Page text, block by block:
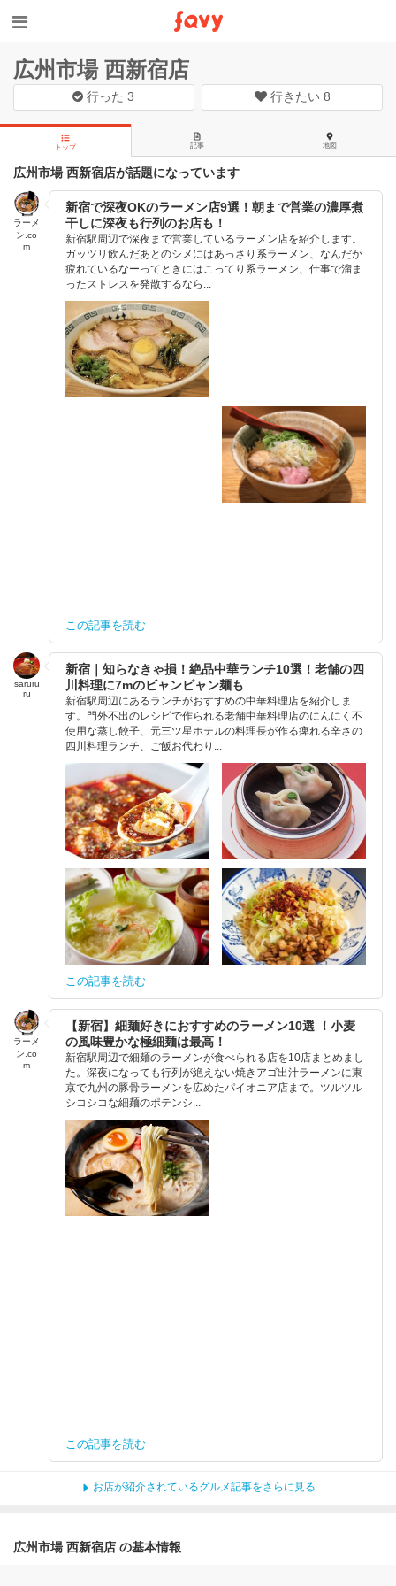
広州市場 西新宿店
行った3 行きたい 8
トップ 記事 地図
広州市場 西新宿店が話題になっています
ラーメ
ン.co
m
新宿で深夜OKのラーメン店9選！朝まで営業の濃厚煮
干しに深夜も行列のお店も！
新宿駅周辺で深夜まで営業しているラーメン店を紹介します。
ガッツリ飲んだあとのシメにはあっさり系ラーメン、なんだか
疲れているなーってときにはこってり系ラーメン、仕事で溜ま
ったストレスを発散するなら...
この記事を読む
saruru
ru
新宿｜知らなきゃ損！絶品中華ランチ10選！老舗の四
川料理に7mのビャンビャン麺も
新宿駅周辺にあるランチがおすすめの中華料理店を紹介しま
す。門外不出のレシピで作られる老舗中華料理店のにんにく不
使用な蒸し餃子、元三ツ星ホテルの料理長が作る痺れる辛さの
四川料理ランチ、ご飯お代わり...
この記事を読む
ラーメ
ン.co
m
【新宿】細麺好きにおすすめのラーメン10選 ！小麦
の風味豊かな極細麺は最高！
新宿駅周辺で細麺のラーメンが食べられる店を10店まとめまし
た。深夜になっても行列が絶えない焼きアゴ出汁ラーメンに東
京で九州の豚骨ラーメンを広めたパイオニア店まで。ツルツル
シコシコな細麺のポテンシ...
この記事を読む
お店が紹介されているグルメ記事をさらに見る
広州市場 西新宿店 の基本情報